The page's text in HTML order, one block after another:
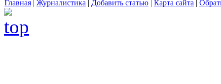
Главная | Журналистика | Добавить статью | Карта сайта |